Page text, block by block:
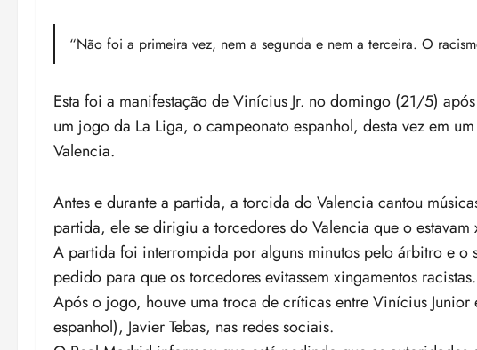
“Não foi a primeira vez, nem a segunda e nem a terceira. O
Esta foi a manifestação de Vinícius Jr. no domingo (21/5)
um jogo da La Liga, o campeonato espanhol, desta vez em
Valencia.
Antes e durante a partida, a torcida do Valencia cantou
partida, ele se dirigiu a torcedores do Valencia que o estavam
A partida foi interrompida por alguns minutos pelo árbitro e o
pedido para que os torcedores evitassem xingamentos racistas.
Após o jogo, houve uma troca de críticas entre Vinícius
espanhol), Javier Tebas, nas redes sociais.